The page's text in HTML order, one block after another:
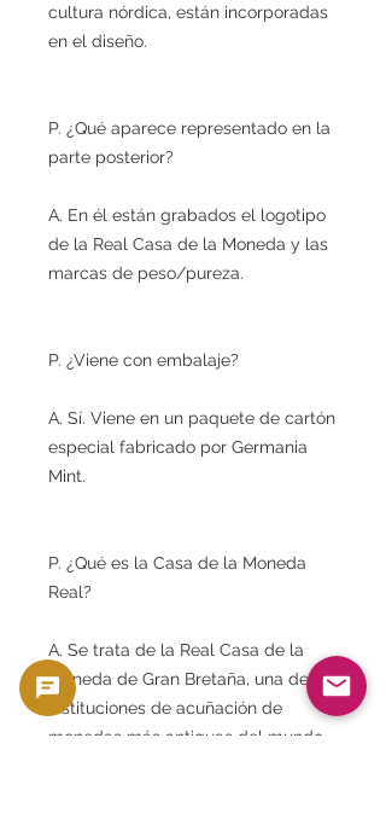
cultura nórdica, están incorporadas
en el diseño.
P. ¿Qué aparece representado en la
parte posterior?
A. En él están grabados el logotipo
de la Real Casa de la Moneda y las
marcas de peso/pureza.
P. ¿Viene con embalaje?
A. Sí. Viene en un paquete de cartón
especial fabricado por Germania
Mint.
P. ¿Qué es la Casa de la Moneda
Real?
A. Se trata de la Real Casa de la
Moneda de Gran Bretaña, una de las
instituciones de acuñación de
monedas más antiguas del mundo.